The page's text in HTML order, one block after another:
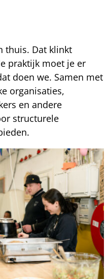
thuis. Dat klinkt
praktijk moet je er
doen we. Samen met
organisaties,
en andere
structurele